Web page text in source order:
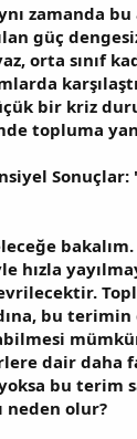
zamanda bu
güç
orta sınıf
bir kriz
topluma
hızla
bu
dair daha
bu terim
neden olur?